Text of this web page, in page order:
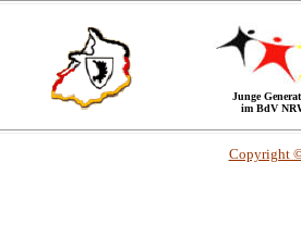
Junge
im BdV
Copyright